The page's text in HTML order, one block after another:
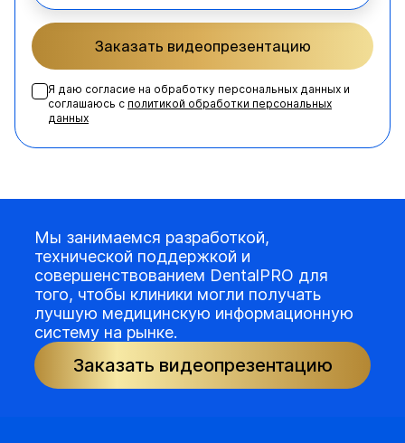
Заказать видеопрезентацию
Я даю согласие на обработку персональных данных и
соглашаюсь с политикой обработки персональных
данных
Мы занимаемся разработкой,
технической поддержкой и
совершенствованием DentalPRO для
того, чтобы клиники могли получать
лучшую медицинскую информационную
систему на рынке.
Заказать видеопрезентацию